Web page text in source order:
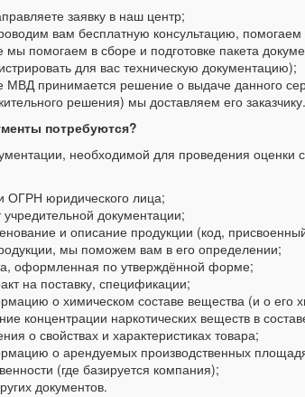
заявку в наш центр;
вам бесплатную консультацию,
мы помогаем в сборе и подготовке пакета
для вас техническую документацию);
МВД принимается решение о выдаче данного
решения) мы доставляем его заказчику.
потребуются?
необходимой для проведения оценки
ОГРН юридического лица;
учредительной документации;
и описание продукции (код,
мы поможем вам в его определении;
оформленная по утверждённой форме;
на поставку, спецификации;
о химическом составе вещества (и о его
концентрации наркотических веществ в
о свойствах и характеристиках товара;
о арендуемых производственных
(где базируется компания);
документов.